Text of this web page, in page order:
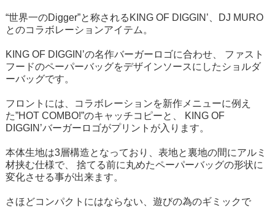
“世界一のDigger”と称されるKING OF DIGGIN’、DJ MURO
とのコラボレーションアイテム。
KING OF DIGGIN’の名作バーガーロゴに合わせ、 ファスト
フードのペーパーバッグをデザインソースにしたショルダ
ーバッグです。
フロントには、コラボレーションを新作メニューに例え
た”HOT COMBO!”のキャッチコピーと、 KING OF
DIGGIN’バーガーロゴがプリントが入ります。
本体生地は3層構造となっており、表地と裏地の間にアルミ
材挟む仕様で、 捨てる前に丸めたペーパーバッグの形状に
変化させる事が出来ます。
さほどコンパクトにはならない、遊びの為のギミックで